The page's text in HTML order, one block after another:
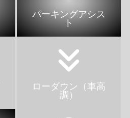
パーキングアシス
ト
ローダウン（車高
調）